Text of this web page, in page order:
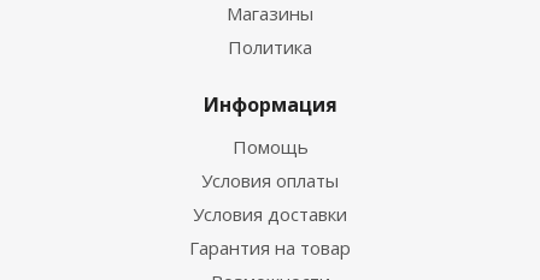
Магазины
Политика
Информация
Помощь
Условия оплаты
Условия доставки
Гарантия на товар